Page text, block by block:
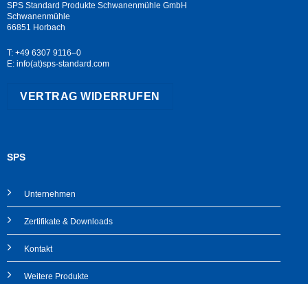
SPS Standard Produkte Schwanenmühle GmbH
Schwanenmühle
66851 Horbach
T: +49 6307 9116–0
E: info(at)sps-standard.com
VERTRAG WIDERRUFEN
SPS
Unternehmen
Zertifikate & Downloads
Kontakt
Weitere Produkte